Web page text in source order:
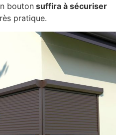
bouton suffira à sécuriser
pratique.